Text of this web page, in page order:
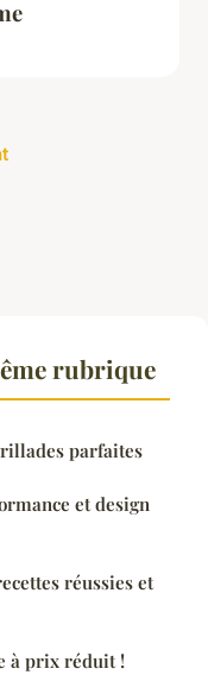
rubrique
parfaites
et design
réussies et
à prix réduit !